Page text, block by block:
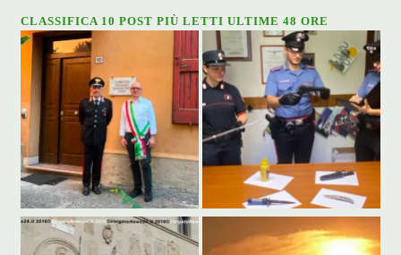
CLASSIFICA 10 POST PIÙ LETTI ULTIME 48 ORE